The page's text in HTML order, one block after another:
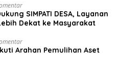
SIMPATI DESA, Layanan
Dekat ke Masyarakat
Arahan Pemulihan Aset